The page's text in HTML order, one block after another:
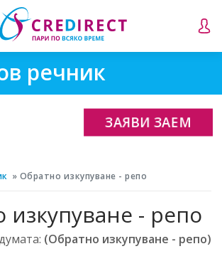
речник
ЗАЯВИ ЗАЕМ
Обратно изкупуване - репо
изкупуване - репо
(Обратно изкупуване - репо)